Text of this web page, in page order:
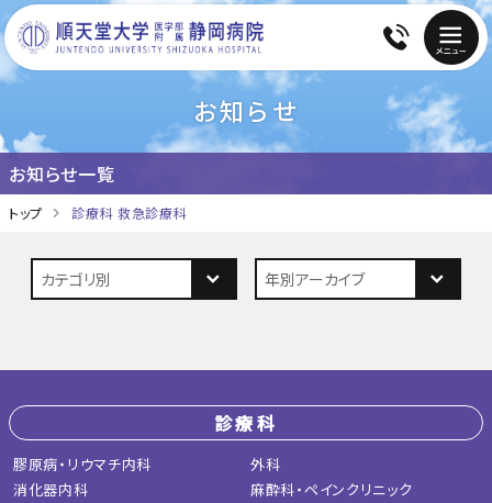
お知らせ
お知らせ一覧
トップ 診療科 救急診療科
診療科
膠原病・リウマチ内科
消化器内科
外科
麻酔科・ペインクリニック